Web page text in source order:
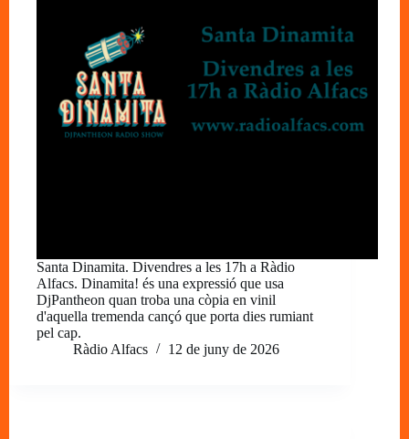
Santa Dinamita. Divendres a les 17h a Ràdio
Alfacs. Dinamita! és una expressió que usa
DjPantheon quan troba una còpia en vinil
d'aquella tremenda cançó que porta dies rumiant
pel cap.
Ràdio Alfacs
12 de juny de 2026